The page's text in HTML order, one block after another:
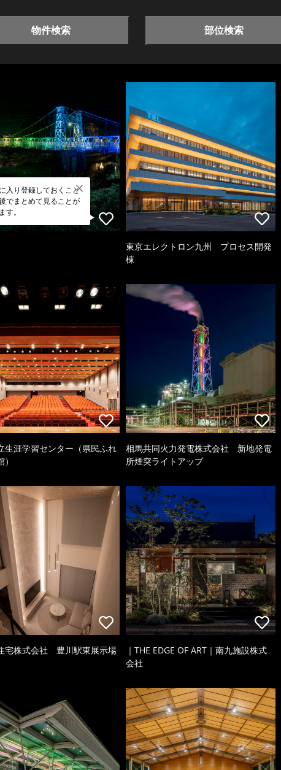
物件検索 部位検索
入り登録しておくこと
でまとめて見ることが
す。
東京エレクトロン九州 プロセス開発
棟
生涯学習センター（県民ふれ
相馬共同火力発電株式会社 新地発電
所煙突ライトアップ
宅株式会社 豊川駅東展示場
｜THE EDGE OF ART｜南九施設株式
会社